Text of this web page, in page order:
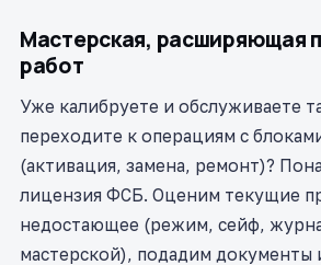
Мастерская, расширяющая
работ
Уже калибруете и обслуживаете
переходите к операциям с
(активация, замена, ремонт)?
лицензия ФСБ. Оценим текущие
недостающее (режим, сейф,
мастерской), подадим документы